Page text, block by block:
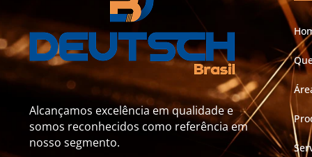
Alcançamos excelência em qualidade e
somos reconhecidos como referência em
nosso segmento.